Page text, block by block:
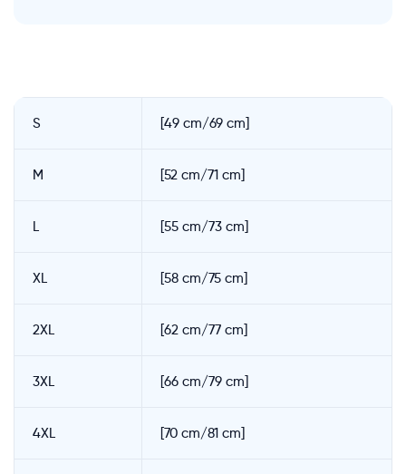
S [49 cm/69 cm]
M [52 cm/71 cm]
L [55 cm/73 cm]
XL [58 cm/75 cm]
2XL [62 cm/77 cm]
3XL [66 cm/79 cm]
4XL [70 cm/81 cm]